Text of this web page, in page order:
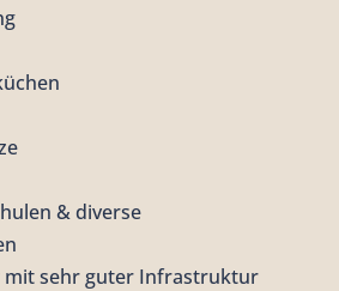
& diverse
mit sehr guter Infrastruktur